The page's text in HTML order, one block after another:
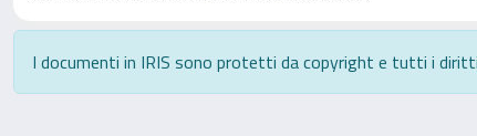
I documenti in IRIS sono protetti da copyright e tutti i